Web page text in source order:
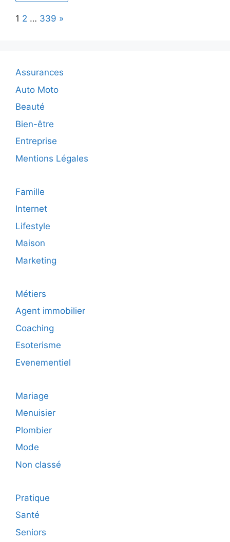
Page:
1 2 … 339 Next
»
Assurances
Auto Moto
Beauté
Bien-être
Entreprise
Mentions Légales
Famille
Internet
Lifestyle
Maison
Marketing
Métiers
Agent immobilier
Coaching
Esoterisme
Evenementiel
Mariage
Menuisier
Plombier
Mode
Non classé
Pratique
Santé
Seniors